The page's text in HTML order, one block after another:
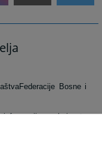
Bosne i
za koje ste